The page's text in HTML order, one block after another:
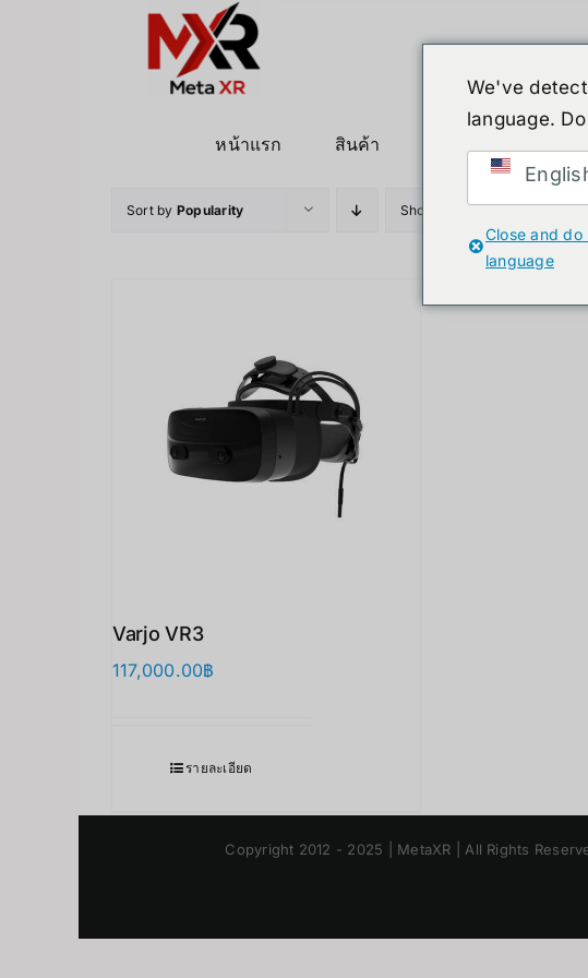
หน้าแรก
สินค้า
Sort by Popularity Show 12 Products
Varjo VR3
117,000.00฿
รายละเอียด
Copyright 2012 - 2025 | MetaXR | All Rights
We've
language.
Close and
language